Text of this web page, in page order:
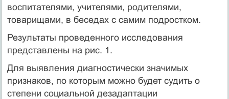
воспитателями, учителями, родителями,
товарищами, в беседах с самим подростком.
Результаты проведенного исследования
представлены на рис. 1.
Для выявления диагностически значимых
признаков, по которым можно будет судить о
степени социальной дезадаптации